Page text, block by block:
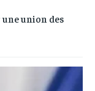
une union des